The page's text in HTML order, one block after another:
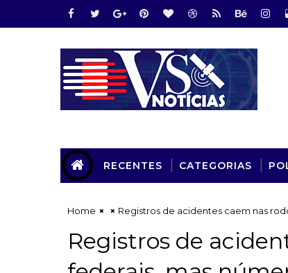
RECENTES CATEGORIAS
Home Registros de acidentes caem nas
Registros de